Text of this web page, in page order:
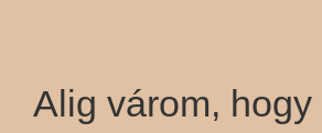
Alig várom, hogy